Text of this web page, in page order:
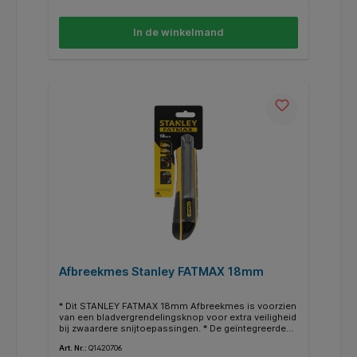
zwaar werk. * Ieder breekmesje heeft 6
messegmentjes.
In de winkelmand
Afbreekmes Stanley FATMAX 18mm
* Dit STANLEY FATMAX 18mm Afbreekmes is voorzien
van een bladvergrendelingsknop voor extra veiligheid
bij zwaardere snijtoepassingen. * De geïntegreerde
achtergebleven. * De duurzame roestvrijstalen
Art. Nr.: Q1420706